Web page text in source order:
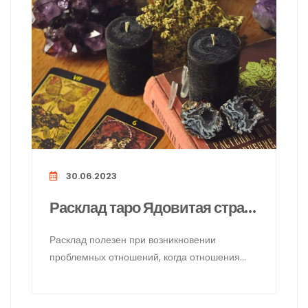
30.06.2023
Расклад таро Ядовитая страсть
Расклад полезен при возникновении
проблемных отношений, когда отношения